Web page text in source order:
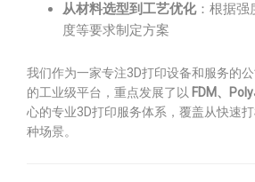
从材料选型到工艺优化：根据强
度等要求制定方案
我们作为一家专注3D打印设备和服务的
的工业级平台，重点发展了以 FDM、
心的专业3D打印服务体系，覆盖从快速
种场景。